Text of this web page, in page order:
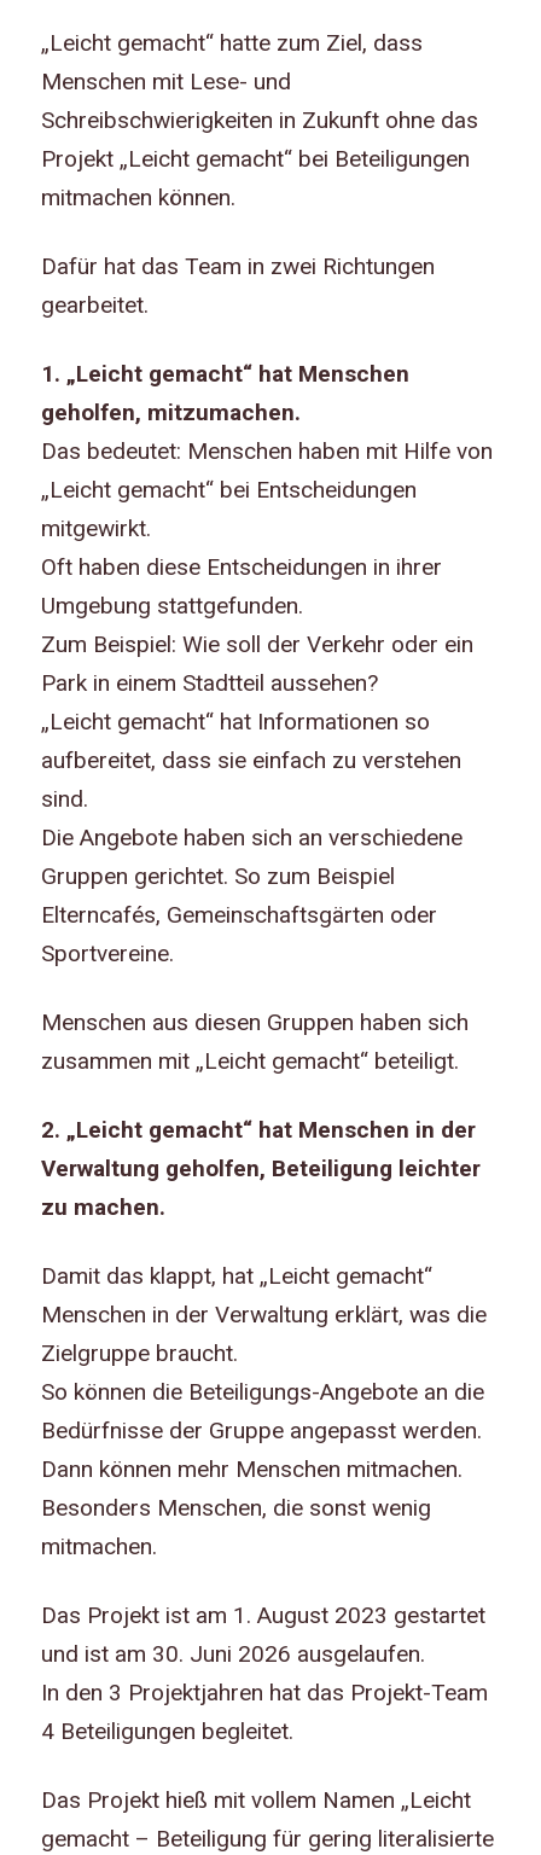
„Leicht gemacht“ hatte zum Ziel, dass
Menschen mit Lese- und
Schreibschwierigkeiten in Zukunft ohne das
Projekt „Leicht gemacht“ bei Beteiligungen
mitmachen können.
Dafür hat das Team in zwei Richtungen
gearbeitet.
1. „Leicht gemacht“ hat Menschen
geholfen, mitzumachen.
Das bedeutet: Menschen haben mit Hilfe von
„Leicht gemacht“ bei Entscheidungen
mitgewirkt.
Oft haben diese Entscheidungen in ihrer
Umgebung stattgefunden.
Zum Beispiel: Wie soll der Verkehr oder ein
Park in einem Stadtteil aussehen?
„Leicht gemacht“ hat Informationen so
aufbereitet, dass sie einfach zu verstehen
sind.
Die Angebote haben sich an verschiedene
Gruppen gerichtet. So zum Beispiel
Elterncafés, Gemeinschaftsgärten oder
Sportvereine.
Menschen aus diesen Gruppen haben sich
zusammen mit „Leicht gemacht“ beteiligt.
2. „Leicht gemacht“ hat Menschen in der
Verwaltung geholfen, Beteiligung leichter
zu machen.
Damit das klappt, hat „Leicht gemacht“
Menschen in der Verwaltung erklärt, was die
Zielgruppe braucht.
So können die Beteiligungs-Angebote an die
Bedürfnisse der Gruppe angepasst werden.
Dann können mehr Menschen mitmachen.
Besonders Menschen, die sonst wenig
mitmachen.
Das Projekt ist am 1. August 2023 gestartet
und ist am 30. Juni 2026 ausgelaufen.
In den 3 Projektjahren hat das Projekt-Team
4 Beteiligungen begleitet.
Das Projekt hieß mit vollem Namen „Leicht
gemacht – Beteiligung für gering literalisierte